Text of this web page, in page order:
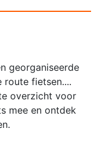
georganiseerde
route fietsen....
overzicht voor
mee en ontdek